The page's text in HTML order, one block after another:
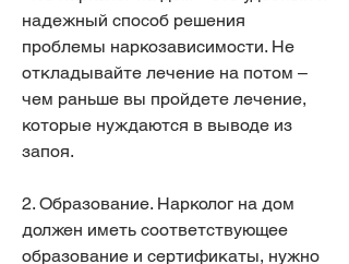
надежный способ решения
проблемы наркозависимости. Не
откладывайте лечение на потом –
чем раньше вы пройдете лечение,
которые нуждаются в выводе из
запоя.
2. Образование. Нарколог на дом
должен иметь соответствующее
образование и сертификаты, нужно